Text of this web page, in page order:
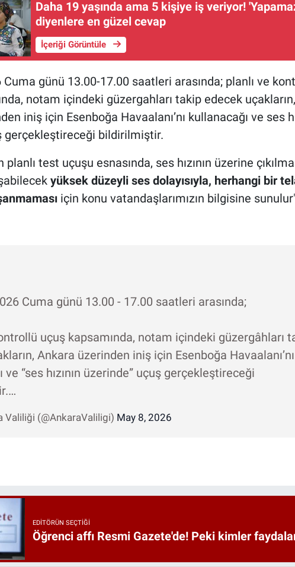
Daha 19 yaşında ama 5 kişiye iş veriyor!
diyenlere en güzel cevap
İçeriği Görüntüle
Cuma günü 13.00-17.00 saatleri arasında; planlı ve
notam içindeki güzergahları takip edecek uçakların,
iniş için Esenboğa Havaalanı’nı kullanacağı ve ses
gerçekleştireceği bildirilmiştir.
planlı test uçuşu esnasında, ses hızının üzerine
yüksek düzeyli ses dolayısıyla, herhangi bir
için konu vatandaşlarımızın bilgisine
Cuma günü 13.00 - 17.00 saatleri arasında;
uçuş kapsamında, notam içindeki güzergâhları
Ankara üzerinden iniş için Esenboğa Havaalanı’nı
ve “ses hızının üzerinde” uçuş gerçekleştireceği
Valiliği (@AnkaraValiligi) May 8, 2026
EDITÖRÜN SEÇTIĞI
Öğrenci affı Resmi Gazete'de! Peki kimler